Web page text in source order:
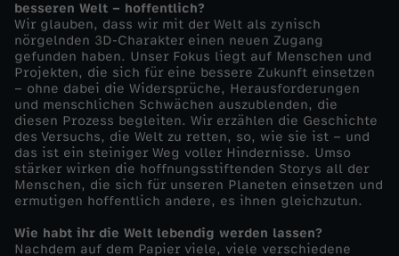
a
s
s
e
r
w
besseren Welt – hoffentlich?
Wir glauben, dass wir mit der Welt als zynisch
nörgelnden 3D-Charakter einen neuen Zugang
gefunden haben. Unser Fokus liegt auf Menschen und
Projekten, die sich für eine bessere Zukunft einsetzen
– ohne dabei die Widersprüche, Herausforderungen
und menschlichen Schwächen auszublenden, die
diesen Prozess begleiten. Wir erzählen die Geschichte
des Versuchs, die Welt zu retten, so, wie sie ist – und
das ist ein steiniger Weg voller Hindernisse. Umso
stärker wirken die hoffnungsstiftenden Storys all der
Menschen, die sich für unseren Planeten einsetzen und
ermutigen hoffentlich andere, es ihnen gleichzutun.
Wie habt ihr die Welt lebendig werden lassen?
Nachdem auf dem Papier viele, viele verschiedene